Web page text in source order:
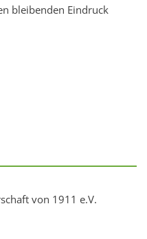
bleibenden Eindruck
von 1911 e.V.